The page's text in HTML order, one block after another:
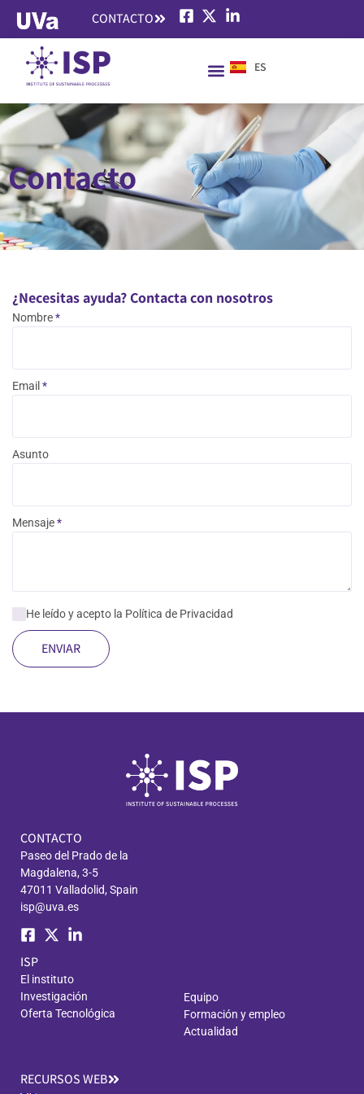
CONTACTO
ES
EN
Contacto
¿Necesitas ayuda? Contacta con nosotros
Nombre*
Email *
Asunto
Mensaje*
He leído y acepto la Política de Privacidad
ENVIAR
CONTACTO
Paseo del Prado de la
Magdalena, 3-5
47011 Valladolid, Spain
isp@uva.es
ISP
El instituto
Investigación
Oferta Tecnológica
Equipo
Formación y empleo
Actualidad
RECURSOS WEB